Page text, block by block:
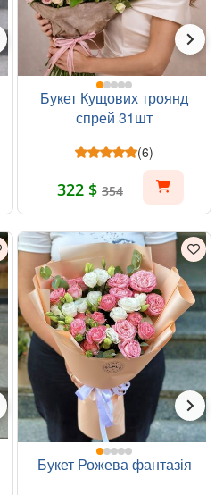
Букет Кущових троянд
спрей 31шт
(6)
322 $ 354
Букет Рожева фантазія